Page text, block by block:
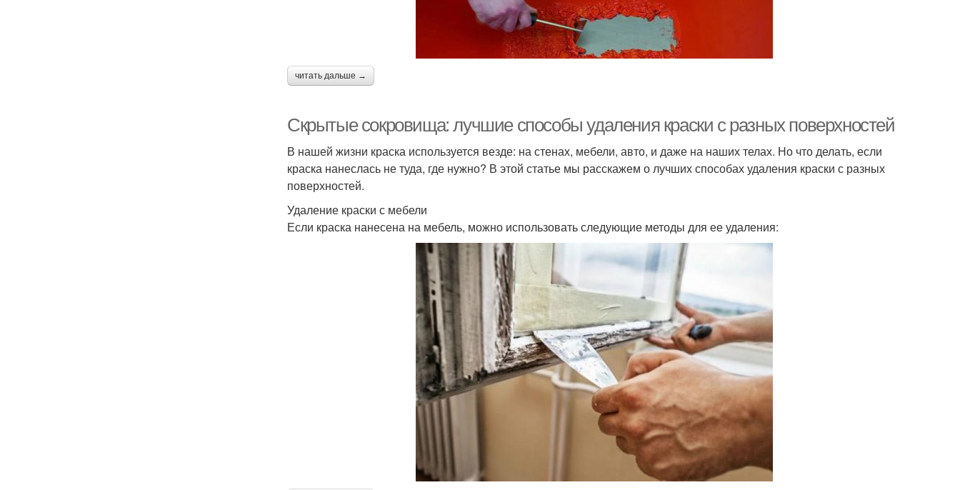
читать дальше →
Скрытые сокровища: лучшие способы удаления краски с разных поверхностей
В нашей жизни краска используется везде: на стенах, мебели, авто, и даже на наших телах. Но что делать, если
краска нанеслась не туда, где нужно? В этой статье мы расскажем о лучших способах удаления краски с разных
поверхностей.
Удаление краски с мебели
Если краска нанесена на мебель, можно использовать следующие методы для ее удаления: